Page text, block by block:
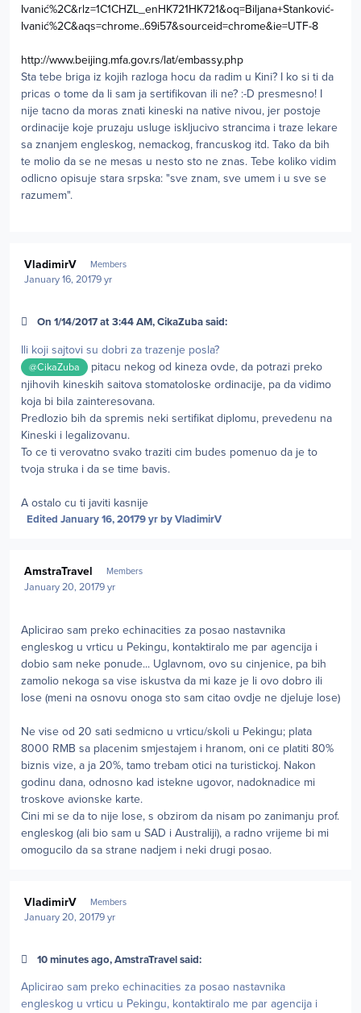
Ivanić%2C&rlz=1C1CHZL_enHK721HK721&oq=Biljana+Stanković-
Ivanić%2C&aqs=chrome..69i57&sourceid=chrome&ie=UTF-8
http://www.beijing.mfa.gov.rs/lat/embassy.php
Sta tebe briga iz kojih razloga hocu da radim u Kini? I ko si ti da
pricas o tome da li sam ja sertifikovan ili ne? :-D presmesno! I
nije tacno da moras znati kineski na native nivou, jer postoje
ordinacije koje pruzaju usluge iskljucivo strancima i traze lekare
sa znanjem engleskog, nemackog, francuskog itd. Tako da bih
te molio da se ne mesas u nesto sto ne znas. Tebe koliko vidim
odlicno opisuje stara srpska: "sve znam, sve umem i u sve se
razumem".
VladimirV Members
January 16, 20179 yr
On 1/14/2017 at 3:44 AM, CikaZuba said:
Ili koji sajtovi su dobri za trazenje posla?
@CikaZuba
pitacu nekog od kineza ovde, da potrazi preko
njihovih kineskih saitova stomatoloske ordinacije, pa da vidimo
koja bi bila zainteresovana.
Predlozio bih da spremis neki sertifikat diplomu, prevedenu na
Kineski i legalizovanu.
To ce ti verovatno svako traziti cim budes pomenuo da je to
tvoja struka i da se time bavis.
A ostalo cu ti javiti kasnije
Edited January 16, 20179 yrby VladimirV
AmstraTravel Members
January 20, 20179 yr
Aplicirao sam preko echinacities za posao nastavnika
engleskog u vrticu u Pekingu, kontaktiralo me par agencija i
dobio sam neke ponude... Uglavnom, ovo su cinjenice, pa bih
zamolio nekoga sa vise iskustva da mi kaze je li ovo dobro ili
lose (meni na osnovu onoga sto sam citao ovdje ne djeluje lose)
Ne vise od 20 sati sedmicno u vrticu/skoli u Pekingu; plata
8000 RMB sa placenim smjestajem i hranom, oni ce platiti 80%
biznis vize, a ja 20%, tamo trebam otici na turistickoj. Nakon
godinu dana, odnosno kad istekne ugovor, nadoknadice mi
troskove avionske karte.
Cini mi se da to nije lose, s obzirom da nisam po zanimanju prof.
engleskog (ali bio sam u SAD i Australiji), a radno vrijeme bi mi
omogucilo da sa strane nadjem i neki drugi posao.
VladimirV Members
January 20, 20179 yr
10 minutes ago, AmstraTravel said:
Aplicirao sam preko echinacities za posao nastavnika
engleskog u vrticu u Pekingu, kontaktiralo me par agencija i